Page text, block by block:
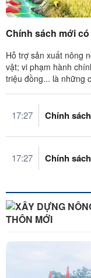
Chính sách mới
Hỗ trợ sản xuất nông
vật; vi phạm hành
triệu đồng... là những
17:27 Chính
17:27 Chính
THÔN MỚI